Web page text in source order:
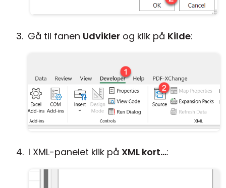
Gå til fanen Udvikler og klik på Kilde:
I XML-panelet klik på XML kort...: